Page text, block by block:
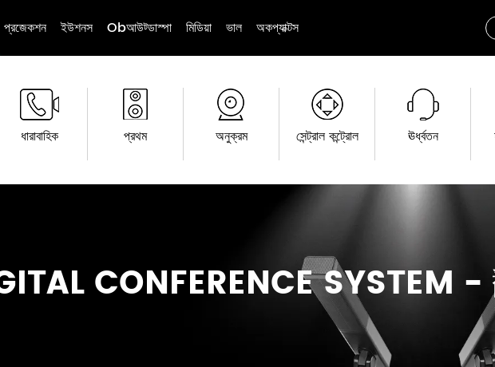
প্রজেকশন ইউশনস Obআউট্ডাস্পা মিডিয়া ভাল অকপ্যাক্টস
ধারাবাহিক প্রথম অনুক্রম সেন্ট্রাল কন্ট্রোল ঊর্ধ্বতন
CONFERENCE SYSTEM -